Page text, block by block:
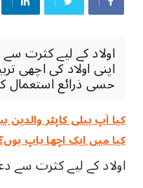
اولاد کے لیے کثرت سے
اپنی اولاد کی اچھی
حسی ذرائع استعمال
کیا آپ ہیلی کاپٹر والدین
کیا میں ایک اچھا باپ
اولاد کے لیے کثرت سے